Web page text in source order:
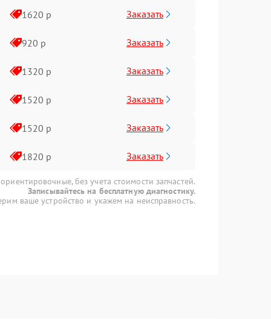
1620 р Заказать
920 р Заказать
1320 р Заказать
1520 р Заказать
1520 р Заказать
1820 р Заказать
без учета стоимости запчастей.
Записывайтесь на бесплатную диагностику.
ваше устройство и укажем на неисправность.